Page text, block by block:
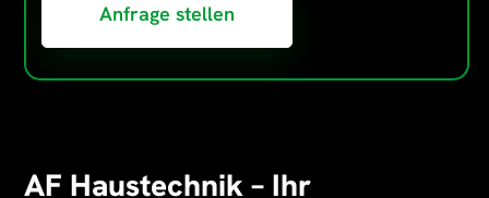
Anfrage stellen
AF Haustechnik – Ihr